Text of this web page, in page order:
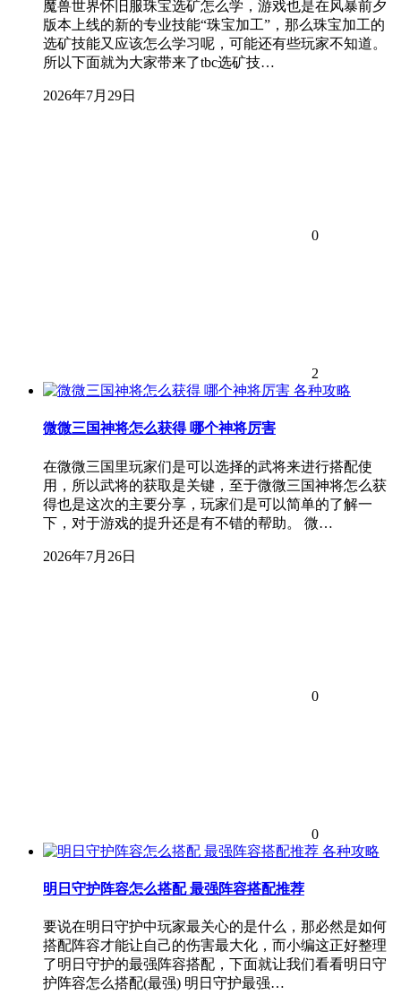
魔兽世界怀旧服珠宝选矿怎么学，游戏也是在风暴前夕
版本上线的新的专业技能“珠宝加工”，那么珠宝加工的
选矿技能又应该怎么学习呢，可能还有些玩家不知道。
所以下面就为大家带来了tbc选矿技…
2026年7月29日
0
2
各种攻略
微微三国神将怎么获得 哪个神将厉害
在微微三国里玩家们是可以选择的武将来进行搭配使
用，所以武将的获取是关键，至于微微三国神将怎么获
得也是这次的主要分享，玩家们是可以简单的了解一
下，对于游戏的提升还是有不错的帮助。 微…
2026年7月26日
0
0
各种攻略
明日守护阵容怎么搭配 最强阵容搭配推荐
要说在明日守护中玩家最关心的是什么，那必然是如何
搭配阵容才能让自己的伤害最大化，而小编这正好整理
了明日守护的最强阵容搭配，下面就让我们看看明日守
护阵容怎么搭配(最强) 明日守护最强…